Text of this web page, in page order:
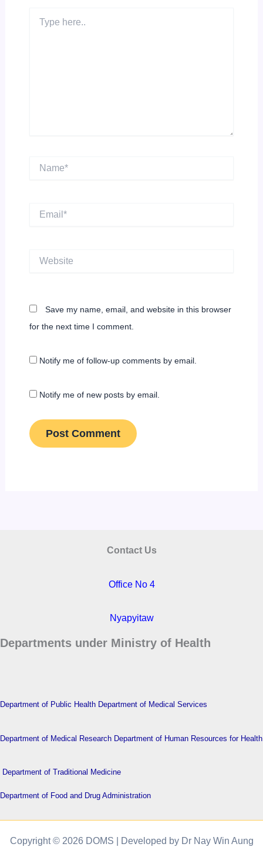
here..
Save my name, email, and website in this browser
for the next time I comment.
Notify me of follow-up comments by email.
Notify me of new posts by email.
Contact Us
Office No 4
Nyapyitaw
Departments under Ministry of Health
Department of Public Health Department of Medical Services
Department of Medical Research Department of Human Resources for Health
Department of Traditional Medicine
Department of Food and Drug Administration
Copyright © 2026 DOMS | Developed by Dr Nay Win Aung